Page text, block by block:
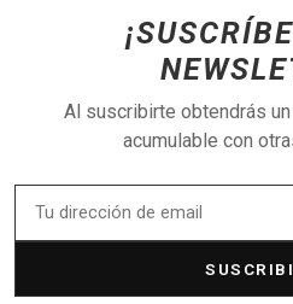
Al suscribirte obtendrás
acumulable con